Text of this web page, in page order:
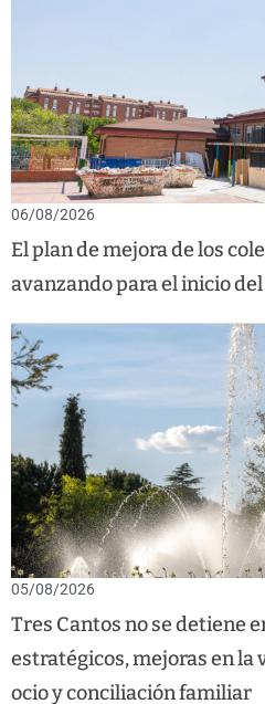
06/08/2026
El plan de mejora de los
avanzando para el inicio
05/08/2026
Tres Cantos no se detiene
estratégicos, mejoras en la
ocio y conciliación familiar